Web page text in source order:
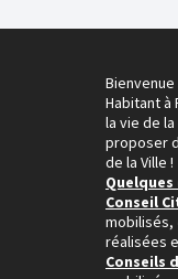
Habitant à
la vie de
proposer
de la Ville !
Conseil
mobilisés,
réalisées
Conseils